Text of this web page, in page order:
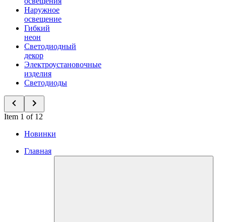
Наружное
освещение
Гибкий
неон
Светодиодный
декор
Электроустановочные
изделия
Светодиоды
Item 1 of 12
Новинки
Главная